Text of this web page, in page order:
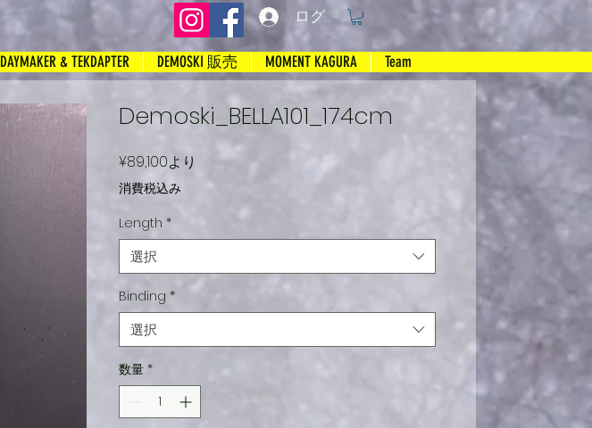
ログイン
DAYMAKER & TEKDAPTER DEMOSKI 販売 MOMENT KAGURA Team
Demoski_BELLA101_174cm
¥89,100より
ー
消費税込み
Length *
選択
Binding *
選択
数量 *